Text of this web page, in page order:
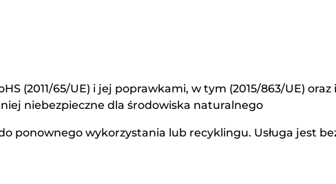
(2011/65/UE) i jej poprawkami, w tym (2015/863/UE)
niebezpieczne dla środowiska naturalnego
ponownego wykorzystania lub recyklingu. Usługa jest